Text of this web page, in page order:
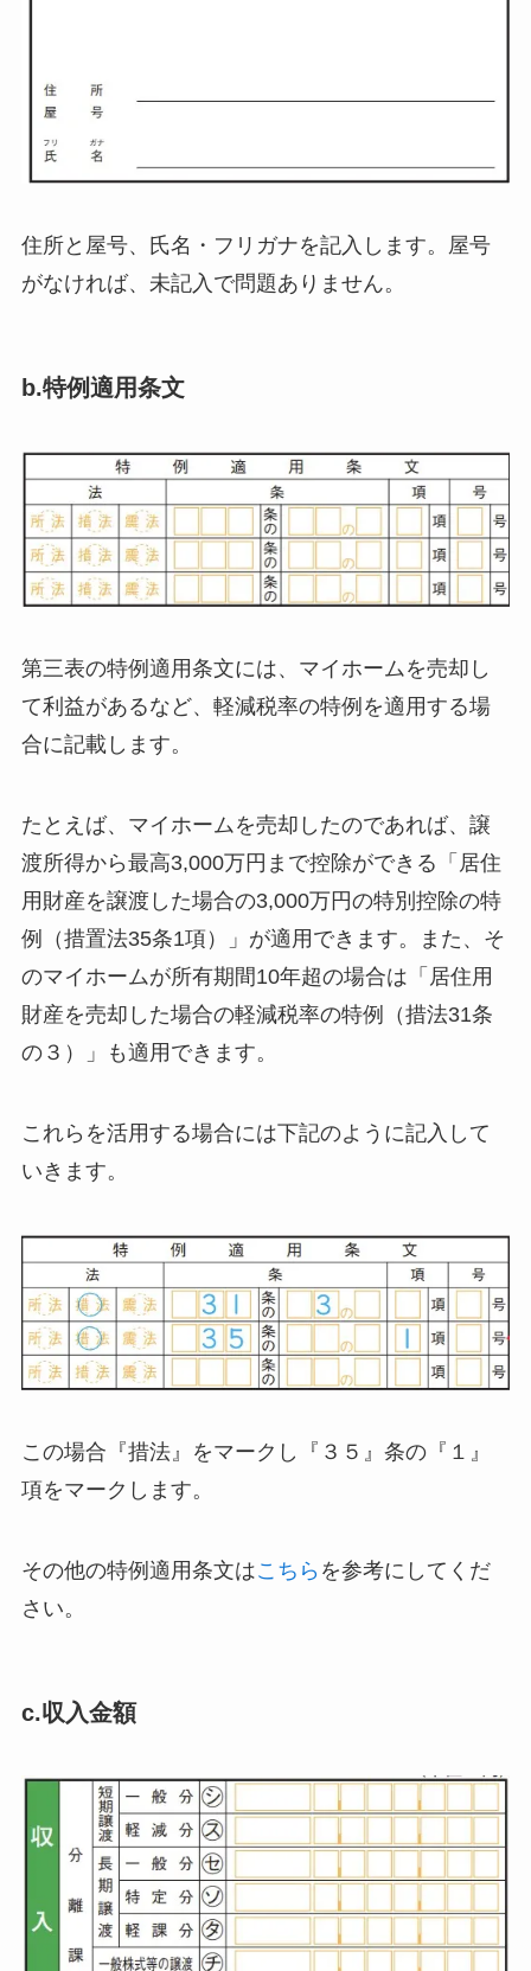
住所と屋号、氏名・フリガナを記入します。屋号
がなければ、未記入で問題ありません。
b.特例適用条文
第三表の特例適用条文には、マイホームを売却し
て利益があるなど、軽減税率の特例を適用する場
合に記載します。
たとえば、マイホームを売却したのであれば、譲
渡所得から最高3,000万円まで控除ができる「居住
用財産を譲渡した場合の3,000万円の特別控除の特
例（措置法35条1項）」が適用できます。また、そ
のマイホームが所有期間10年超の場合は「居住用
財産を売却した場合の軽減税率の特例（措法31条
の３）」も適用できます。
これらを活用する場合には下記のように記入して
いきます。
この場合『措法』をマークし『３５』条の『１』
項をマークします。
その他の特例適用条文はこちら を参考にしてくだ
さい。
c.収入金額